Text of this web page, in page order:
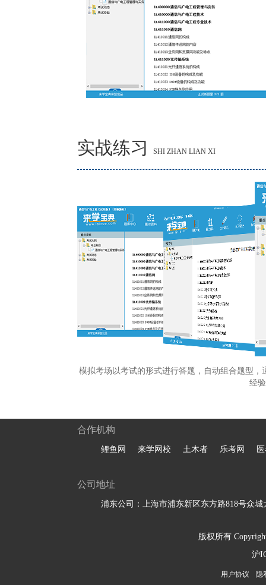
实战练习 SHI ZHAN LIAN XI
模拟考场以考试的形式进行答题，自动组合题型
经
合作机构
鲤鱼网 来学网校 土木者 乐考网
公司地址
浦东公司：上海市浦东新区东方路818号众城
版权所有
沪
用户协议 隐